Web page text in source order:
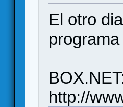
El otro
http://